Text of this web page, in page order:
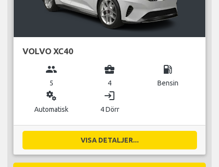
VOLVO XC40
group
5
business_center
4
local_gas_station
Bensin
miscellaneous_services
Automatisk
login
4 Dörr
VISA DETALJER...